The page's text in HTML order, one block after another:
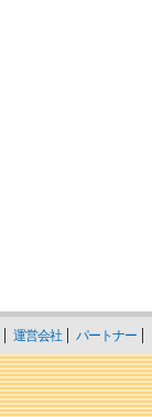
運営会社 パートナー